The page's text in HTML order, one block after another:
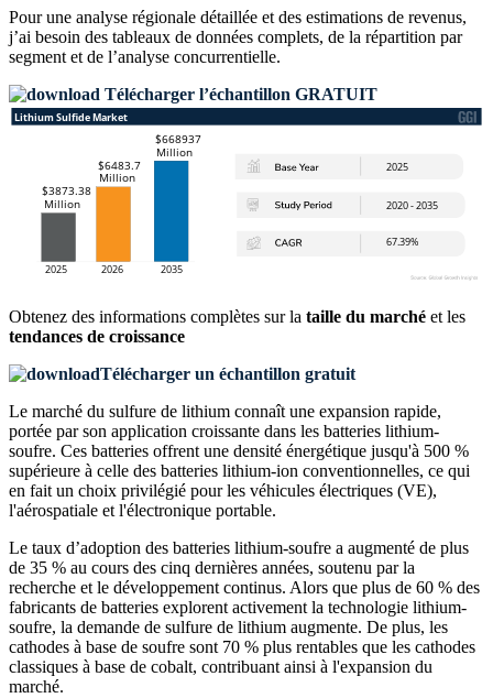
Pour une analyse régionale détaillée et des estimations de revenus,
j’ai besoin des tableaux de données complets, de la répartition par
segment et de l’analyse concurrentielle.
Télécharger l’échantillon GRATUIT
Obtenez des informations complètes sur la taille du marché et les
tendances de croissance
Télécharger un échantillon gratuit
Le marché du sulfure de lithium connaît une expansion rapide,
portée par son application croissante dans les batteries lithium-
soufre. Ces batteries offrent une densité énergétique jusqu'à 500 %
supérieure à celle des batteries lithium-ion conventionnelles, ce qui
en fait un choix privilégié pour les véhicules électriques (VE),
l'aérospatiale et l'électronique portable.
Le taux d’adoption des batteries lithium-soufre a augmenté de plus
de 35 % au cours des cinq dernières années, soutenu par la
recherche et le développement continus. Alors que plus de 60 % des
fabricants de batteries explorent activement la technologie lithium-
soufre, la demande de sulfure de lithium augmente. De plus, les
cathodes à base de soufre sont 70 % plus rentables que les cathodes
classiques à base de cobalt, contribuant ainsi à l'expansion du
marché.